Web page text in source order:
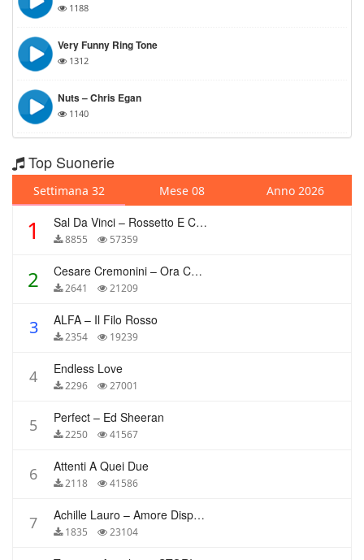
1188
Very Funny Ring Tone
1312
Nuts – Chris Egan
1140
Top Suonerie
Settimana 32 Mese 08 Anno 2026
1 Sal Da Vinci – Rossetto E Caffè
8855 57359
2 Cesare Cremonini – Ora Che Non Ho Più Te
2641 21209
3 ALFA – Il Filo Rosso
2354 19239
4 Endless Love
2296 27001
5 Perfect – Ed Sheeran
2250 41567
6 Attenti A Quei Due
2118 41586
7 Achille Lauro – Amore Disperato
1835 23104